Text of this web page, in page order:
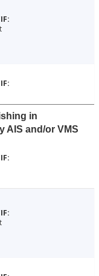
in
AIS and/or VMS